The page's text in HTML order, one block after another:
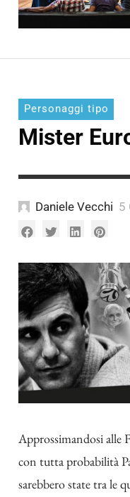
Personaggi tipo
Mister
Daniele Vecchi 5
Approssimandosi alle
con tutta probabilità
sarebbero state tra le